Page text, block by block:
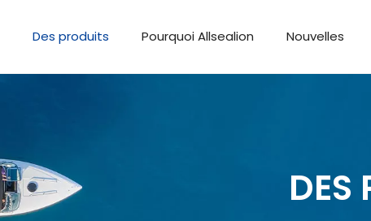
Des produits Pourquoi Allsealion Nouvelles
DES